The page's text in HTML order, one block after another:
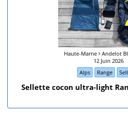
Haute-Marne
Andelot
12 Juin 2026
Alps
Range
Sellette cocon ultra-light